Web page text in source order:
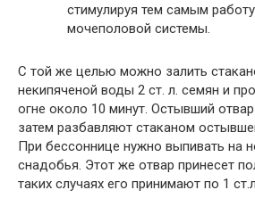
стимулируя тем самым
мочеполовой системы.
С той же целью можно залить
некипяченой воды 2 ст. л. семян и
огне около 10 минут. Остывший
затем разбавляют стаканом
При бессоннице нужно выпивать на
снадобья. Этот же отвар принесет
таких случаях его принимают по 1